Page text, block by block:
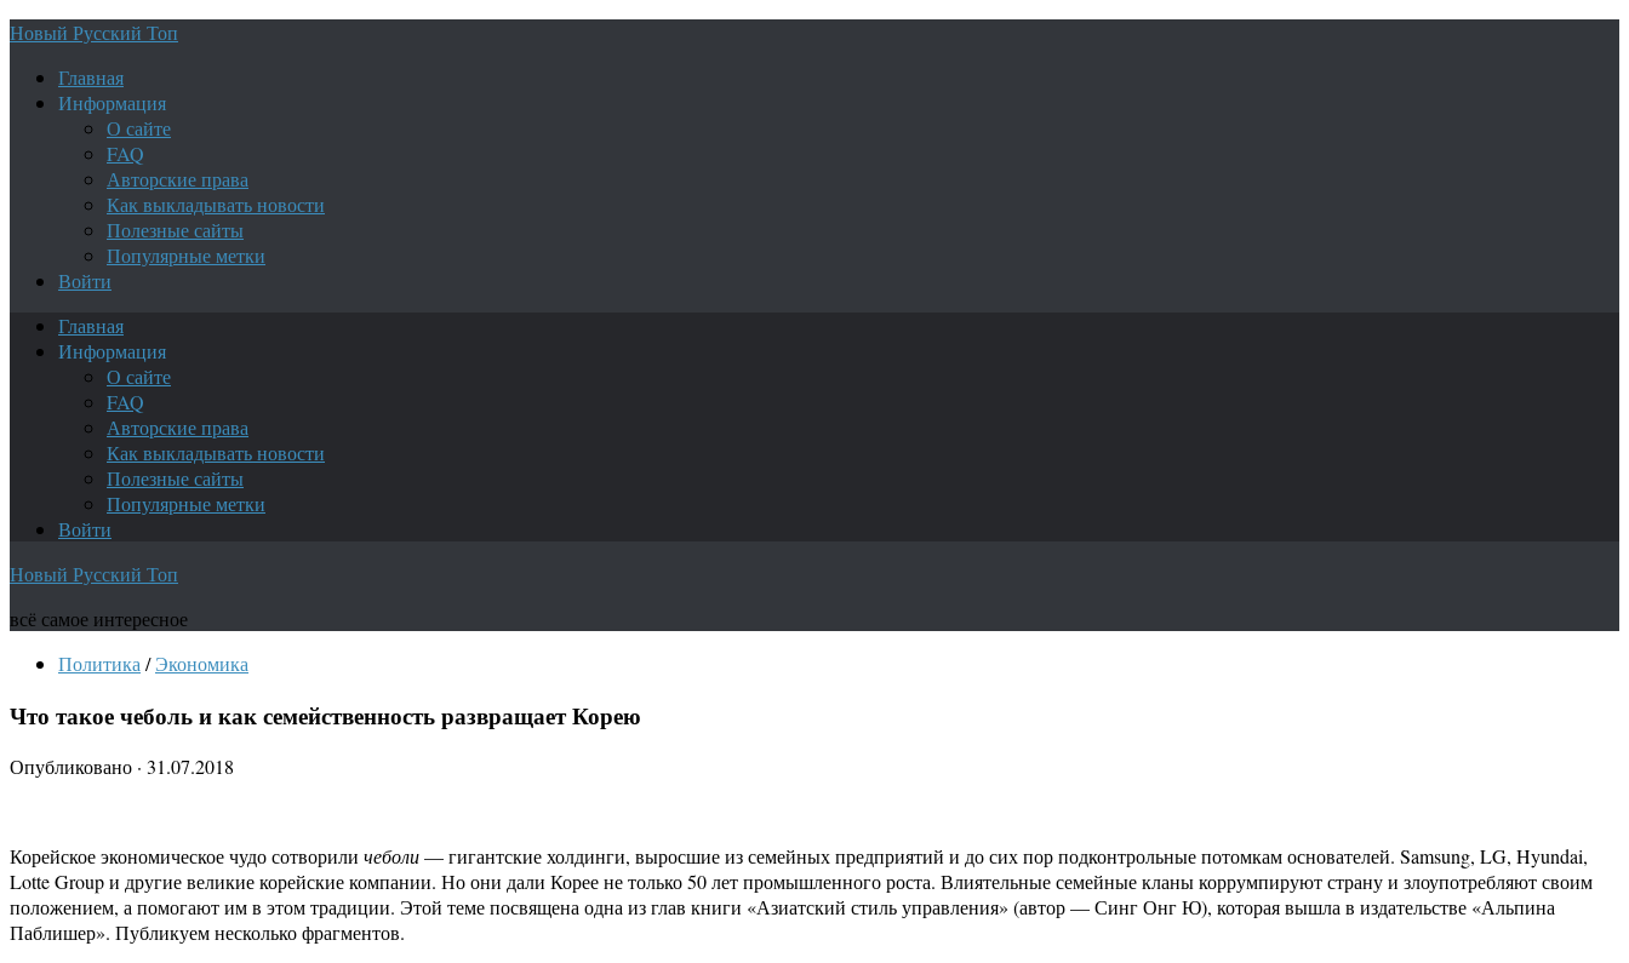
Новый Русский Топ
Главная
Информация
О сайте
FAQ
Авторские права
Как выкладывать новости
Полезные сайты
Популярные метки
Войти
Главная
Информация
О сайте
FAQ
Авторские права
Как выкладывать новости
Полезные сайты
Популярные метки
Войти
Новый Русский Топ
всё самое интересное
Политика / Экономика
Что такое чеболь и как семейственность развращает Корею
Опубликовано · 31.07.2018
Корейское экономическое чудо сотворили чеболи— гигантские холдинги, выросшие из семейных предприятий и до сих пор подконтрольные потомкам основателей. Samsung, LG, Hyundai,
Lotte Group и другие великие корейские компании. Но они дали Корее не только 50 лет промышленного роста. Влиятельные семейные кланы коррумпируют страну и злоупотребляют своим
положением, а помогают им в этом традиции. Этой теме посвящена одна из глав книги «Азиатский стиль управления» (автор — Синг Онг Ю), которая вышла в издательстве «Альпина
Паблишер». Публикуем несколько фрагментов.